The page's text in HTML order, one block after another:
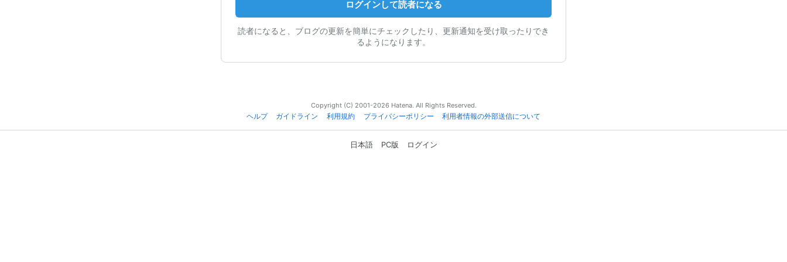
ログインして読者になる
読者になると、ブログの更新を簡単にチェックしたり、更新通知を受け取ったりでき
るようになります。
Copyright (C) 2001-2026 Hatena. All Rights Reserved.
ヘルプ
ガイドライン 利用規約 プライバシーポリシー 利用者情報の外部送信について
日本語 PC版 ログイン